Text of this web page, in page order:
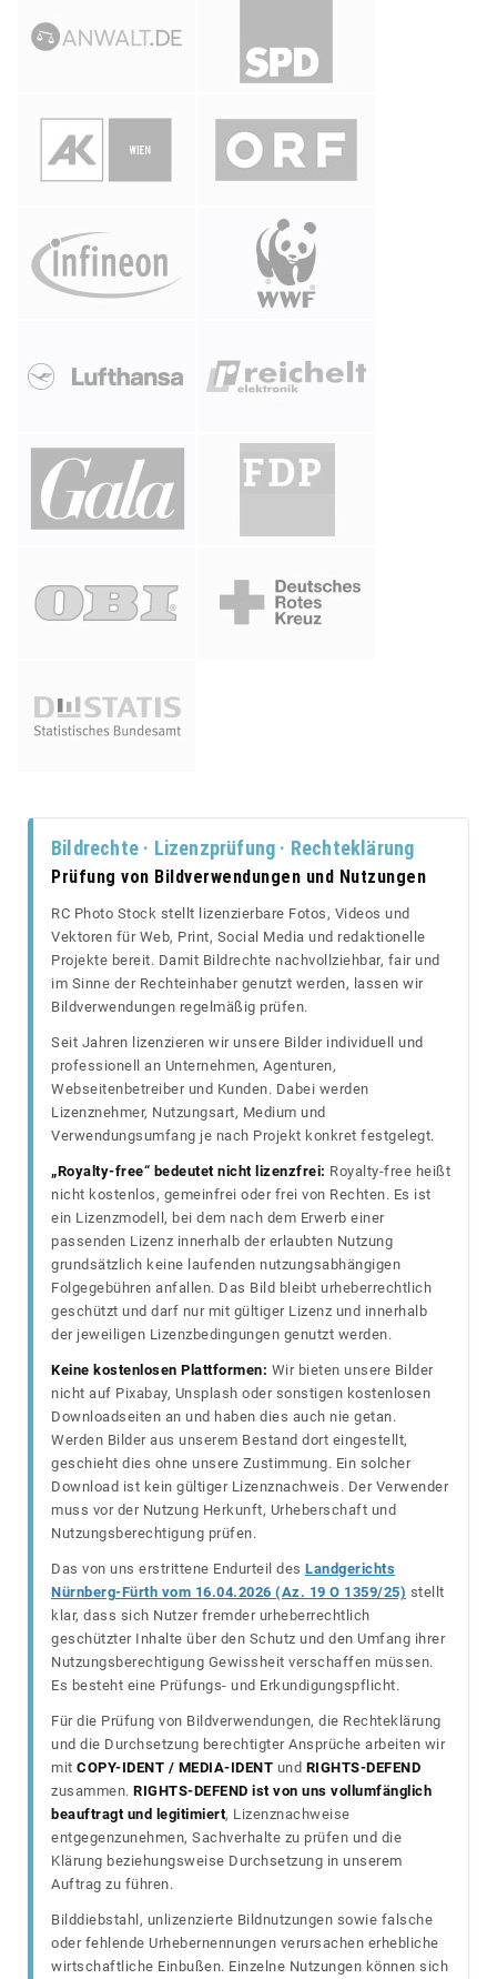
Bildrechte · Lizenzprüfung · Rechteklärung
Prüfung von Bildverwendungen und Nutzungen
RC Photo Stock stellt lizenzierbare Fotos, Videos und
Vektoren für Web, Print, Social Media und redaktionelle
Projekte bereit. Damit Bildrechte nachvollziehbar, fair und
im Sinne der Rechteinhaber genutzt werden, lassen wir
Bildverwendungen regelmäßig prüfen.
Seit Jahren lizenzieren wir unsere Bilder individuell und
professionell an Unternehmen, Agenturen,
Webseitenbetreiber und Kunden. Dabei werden
Lizenznehmer, Nutzungsart, Medium und
Verwendungsumfang je nach Projekt konkret festgelegt.
„Royalty-free“ bedeutet nicht lizenzfrei: Royalty-free heißt
nicht kostenlos, gemeinfrei oder frei von Rechten. Es ist
ein Lizenzmodell, bei dem nach dem Erwerb einer
passenden Lizenz innerhalb der erlaubten Nutzung
grundsätzlich keine laufenden nutzungsabhängigen
Folgegebühren anfallen. Das Bild bleibt urheberrechtlich
geschützt und darf nur mit gültiger Lizenz und innerhalb
der jeweiligen Lizenzbedingungen genutzt werden.
Keine kostenlosen Plattformen: Wir bieten unsere Bilder
nicht auf Pixabay, Unsplash oder sonstigen kostenlosen
Downloadseiten an und haben dies auch nie getan.
Werden Bilder aus unserem Bestand dort eingestellt,
geschieht dies ohne unsere Zustimmung. Ein solcher
Download ist kein gültiger Lizenznachweis. Der Verwender
muss vor der Nutzung Herkunft, Urheberschaft und
Nutzungsberechtigung prüfen.
Das von uns erstrittene Endurteil des Landgerichts
Nürnberg-Fürth vom 16.04.2026 (Az. 19 O 1359/25) stellt
klar, dass sich Nutzer fremder urheberrechtlich
geschützter Inhalte über den Schutz und den Umfang ihrer
Nutzungsberechtigung Gewissheit verschaffen müssen.
Es besteht eine Prüfungs- und Erkundigungspflicht.
Für die Prüfung von Bildverwendungen, die Rechteklärung
und die Durchsetzung berechtigter Ansprüche arbeiten wir
mit COPY-IDENT / MEDIA-IDENT und RIGHTS-DEFEND
zusammen. RIGHTS-DEFEND ist von uns vollumfänglich
beauftragt und legitimiert, Lizenznachweise
entgegenzunehmen, Sachverhalte zu prüfen und die
Klärung beziehungsweise Durchsetzung in unserem
Auftrag zu führen.
Bilddiebstahl, unlizenzierte Bildnutzungen sowie falsche
oder fehlende Urhebernennungen verursachen erhebliche
wirtschaftliche Einbußen. Einzelne Nutzungen können sich